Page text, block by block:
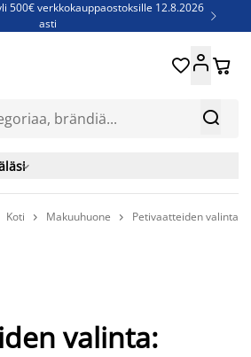
500€ verkkokauppaostoksille 12.8.2026
asti

- Säästä jopa 60% 
 

Koti  Makuuhuone  Petivaatteiden valinta:
valinta: